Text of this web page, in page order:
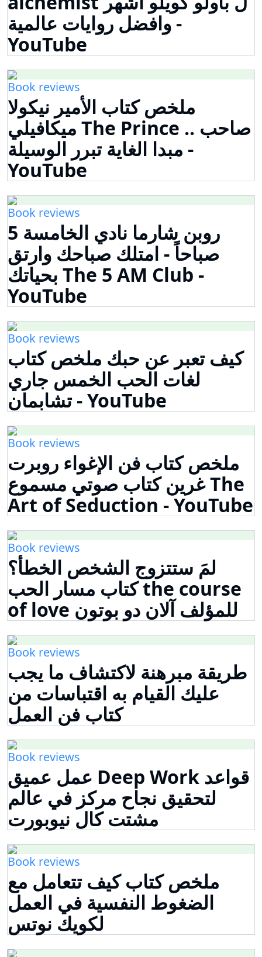
وافضل روايات عالمية -
YouTube
Book reviews
ملخص كتاب الأمير نيكولا
ميكافيلي The Prince .. صاحب
مبدا الغاية تبرر الوسيلة -
YouTube
Book reviews
روبن شارما نادي الخامسة 5
صباحاً - امتلك صباحك وارتق
بحياتك The 5 AM Club -
YouTube
Book reviews
كيف تعبر عن حبك ملخص كتاب
لغات الحب الخمس جاري
تشابمان - YouTube
Book reviews
ملخص كتاب فن الإغواء روبرت
غرين كتاب صوتي مسموع The
Art of Seduction - YouTube
Book reviews
لمَ ستتزوج الشخص الخطأ؟
كتاب مسار الحب the course
of love للمؤلف آلان دو بوتون
Book reviews
طريقة مبرهنة لاكتشاف ما يجب
عليك القيام به اقتباسات من
كتاب فن العمل
Book reviews
عمل عميق Deep Work قواعد
لتحقيق نجاح مركز في عالم
مشتت كال نيوبورت
Book reviews
ملخص كتاب كيف تتعامل مع
الضغوط النفسية في العمل
لكويك نوتس